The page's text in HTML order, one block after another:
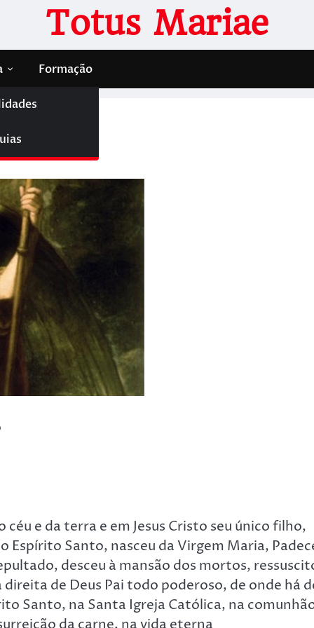
Totus Mariae
Formação
e da terra e em Jesus Cristo seu único filho,
Espírito Santo, nasceu da Virgem Maria,
desceu à mansão dos mortos,
de Deus Pai todo poderoso, de onde há
Santo, na Santa Igreja Católica, na